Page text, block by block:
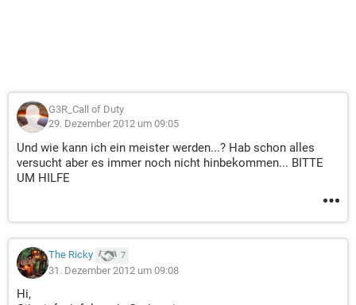
G3R_Call of Duty
29. Dezember 2012 um 09:05
Und wie kann ich ein meister werden...? Hab schon alles
versucht aber es immer noch nicht hinbekommen... BITTE
UM HILFE
The Ricky 7
31. Dezember 2012 um 09:08
Hi,